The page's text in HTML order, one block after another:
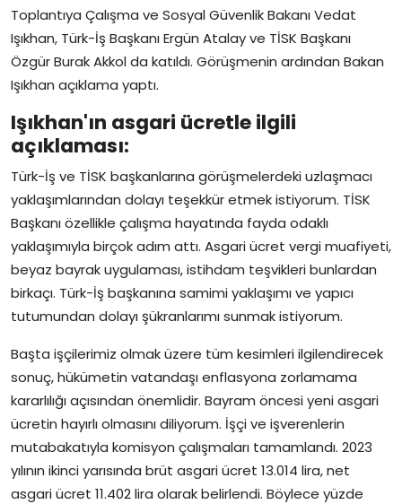
Toplantıya Çalışma ve Sosyal Güvenlik Bakanı Vedat
Işıkhan, Türk-İş Başkanı Ergün Atalay ve TİSK Başkanı
Özgür Burak Akkol da katıldı. Görüşmenin ardından Bakan
Işıkhan açıklama yaptı.
Işıkhan'ın asgari ücretle ilgili
açıklaması:
Türk-İş ve TİSK başkanlarına görüşmelerdeki uzlaşmacı
yaklaşımlarından dolayı teşekkür etmek istiyorum. TİSK
Başkanı özellikle çalışma hayatında fayda odaklı
yaklaşımıyla birçok adım attı. Asgari ücret vergi muafiyeti,
beyaz bayrak uygulaması, istihdam teşvikleri bunlardan
birkaçı. Türk-İş başkanına samimi yaklaşımı ve yapıcı
tutumundan dolayı şükranlarımı sunmak istiyorum.
Başta işçilerimiz olmak üzere tüm kesimleri ilgilendirecek
sonuç, hükümetin vatandaşı enflasyona zorlamama
kararlılığı açısından önemlidir. Bayram öncesi yeni asgari
ücretin hayırlı olmasını diliyorum. İşçi ve işverenlerin
mutabakatıyla komisyon çalışmaları tamamlandı. 2023
yılının ikinci yarısında brüt asgari ücret 13.014 lira, net
asgari ücret 11.402 lira olarak belirlendi. Böylece yüzde